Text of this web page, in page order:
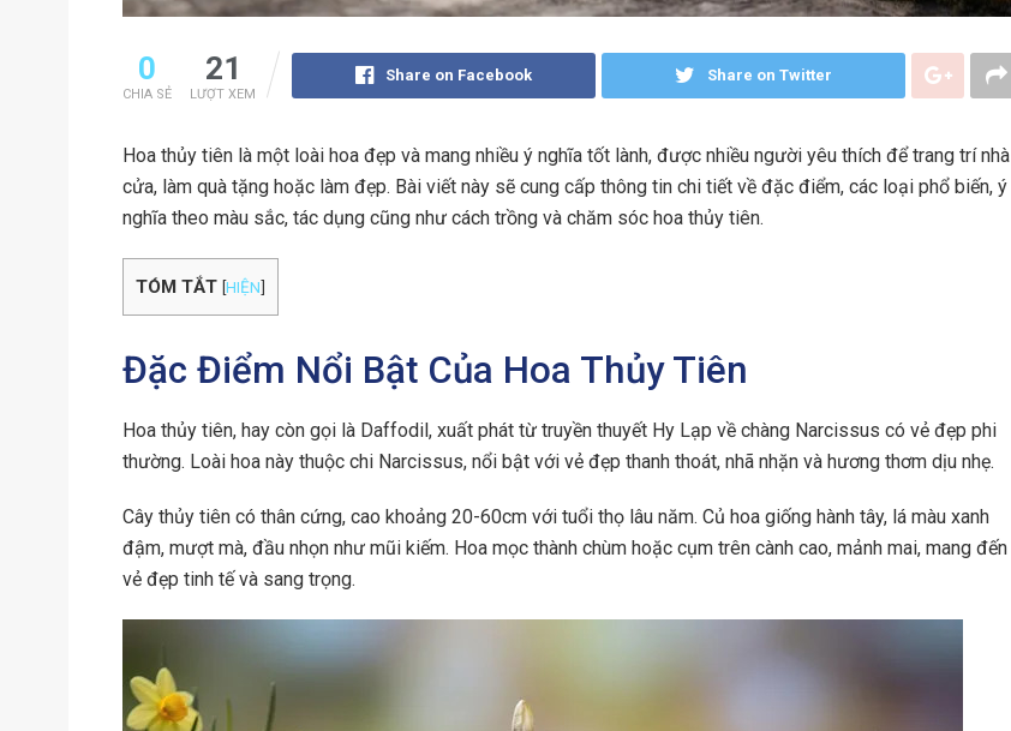
0
CHIA SẺ
21
LƯỢT XEM
Share on Facebook Share on Twitter
Hoa thủy tiên là một loài hoa đẹp và mang nhiều ý nghĩa tốt lành, được nhiều người yêu thích để trang trí nhà
cửa, làm quà tặng hoặc làm đẹp. Bài viết này sẽ cung cấp thông tin chi tiết về đặc điểm, các loại phổ biến, ý
nghĩa theo màu sắc, tác dụng cũng như cách trồng và chăm sóc hoa thủy tiên.
TÓM TẮT [HIỆN]
Đặc Điểm Nổi Bật Của Hoa Thủy Tiên
Hoa thủy tiên, hay còn gọi là Daffodil, xuất phát từ truyền thuyết Hy Lạp về chàng Narcissus có vẻ đẹp phi
thường. Loài hoa này thuộc chi Narcissus, nổi bật với vẻ đẹp thanh thoát, nhã nhặn và hương thơm dịu nhẹ.
Cây thủy tiên có thân cứng, cao khoảng 20-60cm với tuổi thọ lâu năm. Củ hoa giống hành tây, lá màu xanh
đậm, mượt mà, đầu nhọn như mũi kiếm. Hoa mọc thành chùm hoặc cụm trên cành cao, mảnh mai, mang đến
vẻ đẹp tinh tế và sang trọng.